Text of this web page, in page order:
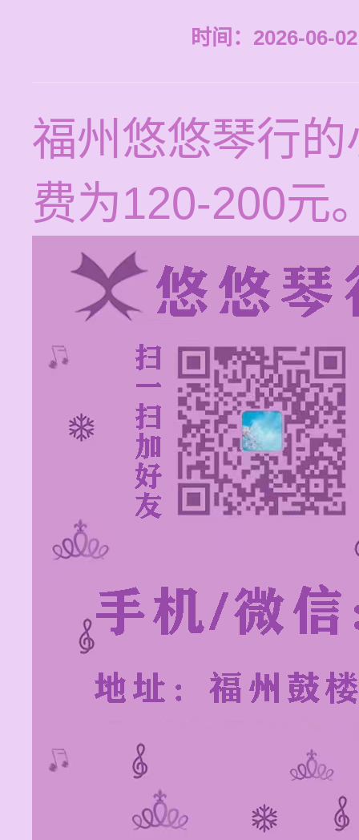
时间：2026-06-
福州悠悠琴行
费为120-200元